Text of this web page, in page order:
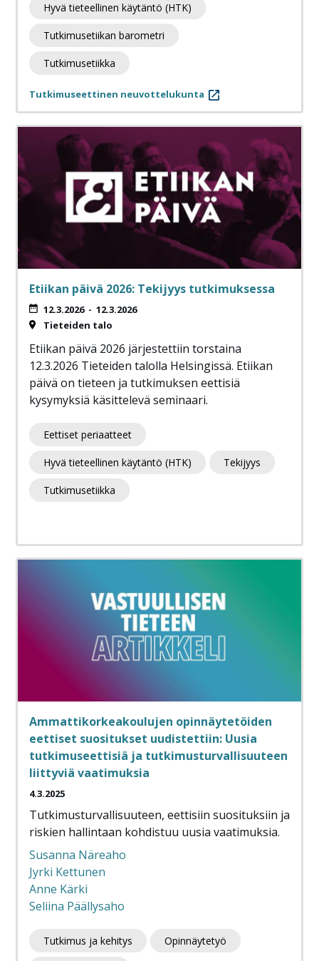
Hyvä tieteellinen käytäntö (HTK)
Tutkimusetiikan barometri
Tutkimusetiikka
Tutkimuseettinen neuvottelukunta
Etiikan päivä 2026: Tekijyys tutkimuksessa
12.3.2026- 12.3.2026
Tieteiden talo
Etiikan päivä 2026 järjestettiin torstaina
12.3.2026 Tieteiden talolla Helsingissä. Etiikan
päivä on tieteen ja tutkimuksen eettisiä
kysymyksiä käsittelevä seminaari.
Eettiset periaatteet
Hyvä tieteellinen käytäntö (HTK) Tekijyys
Tutkimusetiikka
Ammattikorkeakoulujen opinnäytetöiden
eettiset suositukset uudistettiin: Uusia
tutkimuseettisiä ja tutkimusturvallisuuteen
liittyviä vaatimuksia
4.3.2025
Tutkimusturvallisuuteen, eettisiin suosituksiin ja
riskien hallintaan kohdistuu uusia vaatimuksia.
Susanna Näreaho
Jyrki Kettunen
Anne Kärki
Seliina Päällysaho
Tutkimus ja kehitys Opinnäytetyö